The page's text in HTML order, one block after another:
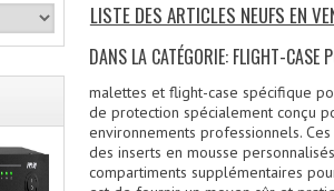
LISTE DES ARTICLES NEUFS EN
DANS LA CATÉGORIE: FLIGHT-CASE
malettes et flight-case spécifique
de protection spécialement conçu
environnements professionnels.
des inserts en mousse
compartiments supplémentaires